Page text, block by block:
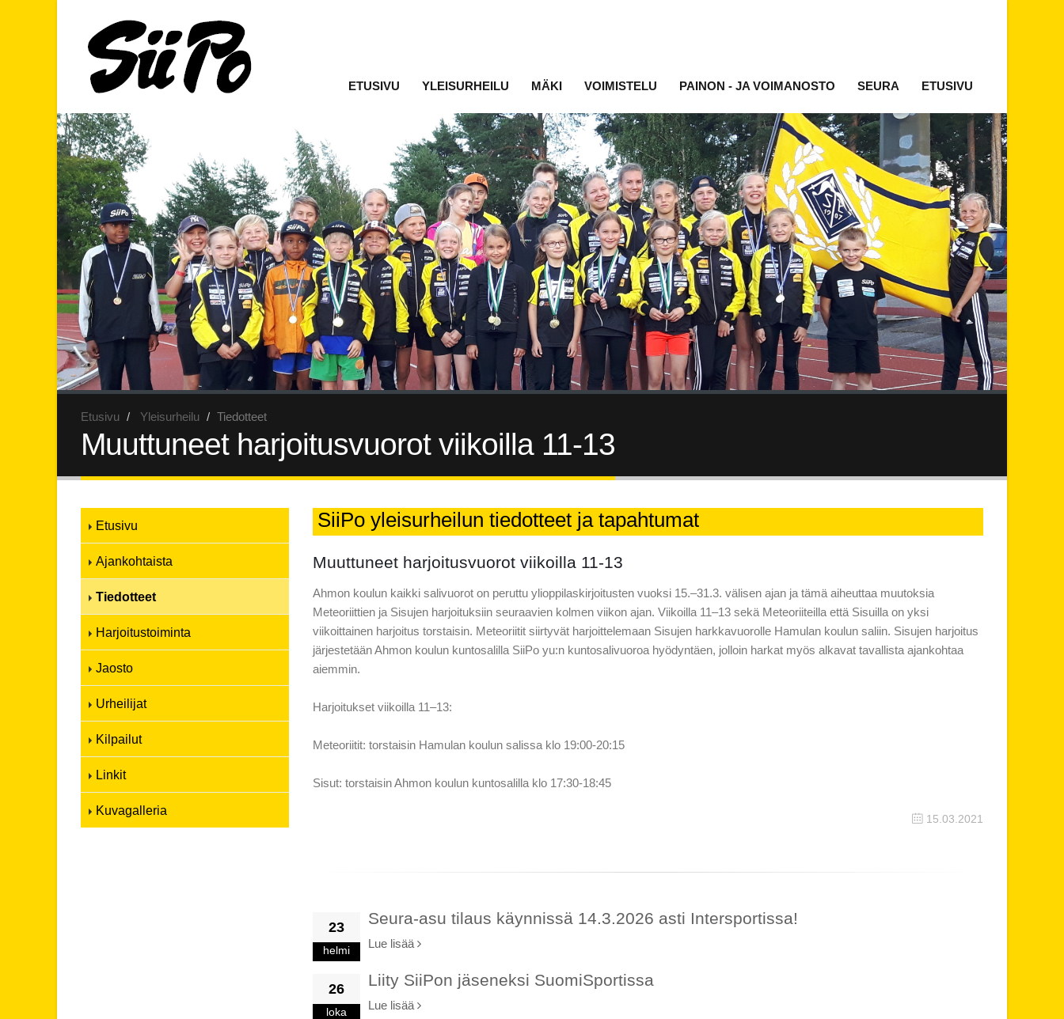
ETUSIVU YLEISURHEILU MÄKI VOIMISTELU PAINON - JA VOIMANOSTO SEURA ETUSIVU
Etusivu Yleisurheilu Tiedotteet
Muuttuneet harjoitusvuorot viikoilla 11-13
Etusivu
Ajankohtaista
Tiedotteet
Harjoitustoiminta
Jaosto
Urheilijat
Kilpailut
Linkit
Kuvagalleria
SiiPo yleisurheilun tiedotteet ja tapahtumat
Muuttuneet harjoitusvuorot viikoilla 11-13
Ahmon koulun kaikki salivuorot on peruttu ylioppilaskirjoitusten vuoksi 15.–31.3. välisen ajan ja tämä aiheuttaa muutoksia
Meteoriittien ja Sisujen harjoituksiin seuraavien kolmen viikon ajan. Viikoilla 11–13 sekä Meteoriiteilla että Sisuilla on yksi
viikoittainen harjoitus torstaisin. Meteoriitit siirtyvät harjoittelemaan Sisujen harkkavuorolle Hamulan koulun saliin. Sisujen harjoitus
järjestetään Ahmon koulun kuntosalilla SiiPo yu:n kuntosalivuoroa hyödyntäen, jolloin harkat myös alkavat tavallista ajankohtaa
aiemmin.
Harjoitukset viikoilla 11–13:
Meteoriitit: torstaisin Hamulan koulun salissa klo 19:00-20:15
Sisut: torstaisin Ahmon koulun kuntosalilla klo 17:30-18:45
15.03.2021
23
helmi
Seura-asu tilaus käynnissä 14.3.2026 asti Intersportissa!
Lue lisää
26
loka
Liity SiiPon jäseneksi SuomiSportissa
Lue lisää